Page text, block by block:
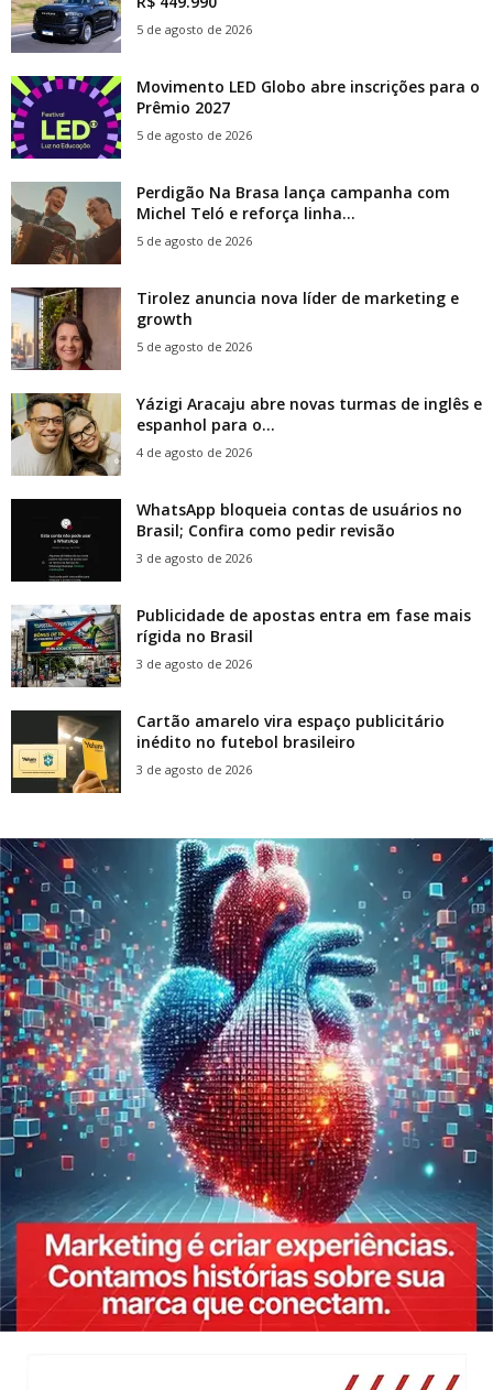
5 de agosto de 2026
Movimento LED Globo abre inscrições para o
Prêmio 2027
5 de agosto de 2026
Perdigão Na Brasa lança campanha com
Michel Teló e reforça linha...
5 de agosto de 2026
Tirolez anuncia nova líder de marketing e
growth
5 de agosto de 2026
Yázigi Aracaju abre novas turmas de inglês e
espanhol para o...
4 de agosto de 2026
WhatsApp bloqueia contas de usuários no
Brasil; Confira como pedir revisão
3 de agosto de 2026
Publicidade de apostas entra em fase mais
rígida no Brasil
3 de agosto de 2026
Cartão amarelo vira espaço publicitário
inédito no futebol brasileiro
3 de agosto de 2026